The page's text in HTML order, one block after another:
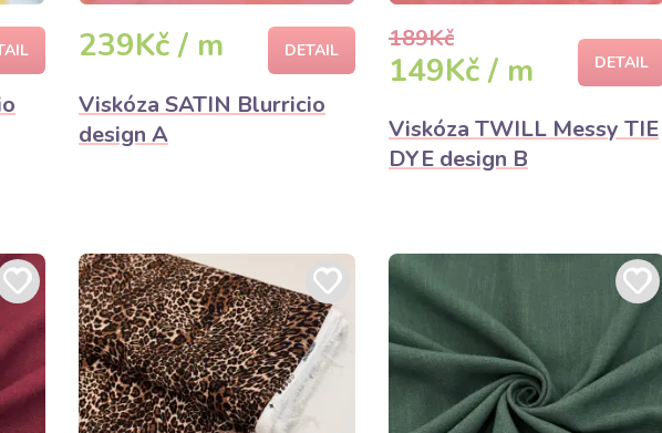
239Kč / m DETAIL
Viskóza SATIN Blurricio
design A
189Kč
149Kč / m DETAIL
Viskóza TWILL Messy TIE
DYE design B